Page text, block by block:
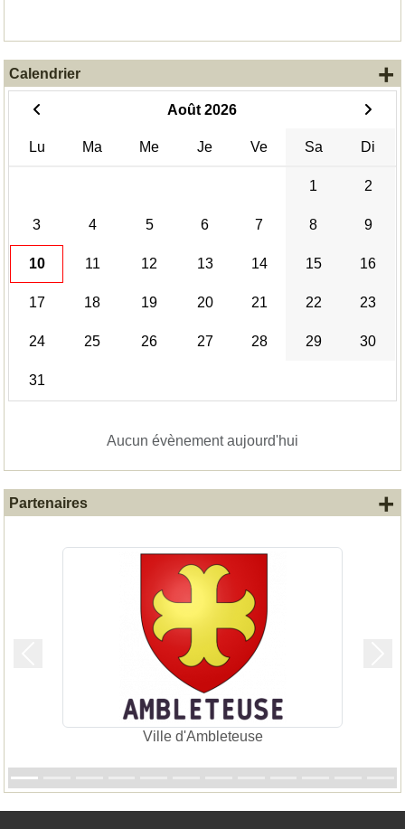
Calendrier
Août 2026
Lu Ma Me Je Ve Sa Di
1 2
3 4 5 6 7 8 9
10 11 12 13 14 15 16
17 18 19 20 21 22 23
24 25 26 27 28 29 30
31
Aucun évènement aujourd'hui
+
Partenaires
Ville d'Ambleteuse
+